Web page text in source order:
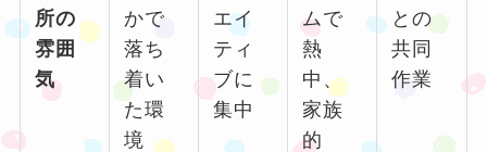
所の
雰囲
気
かで
落ち
着い
た環
境
エイ
ティ
ブに
集中
ムで
熱
中、
家族
的
との
共同
作業